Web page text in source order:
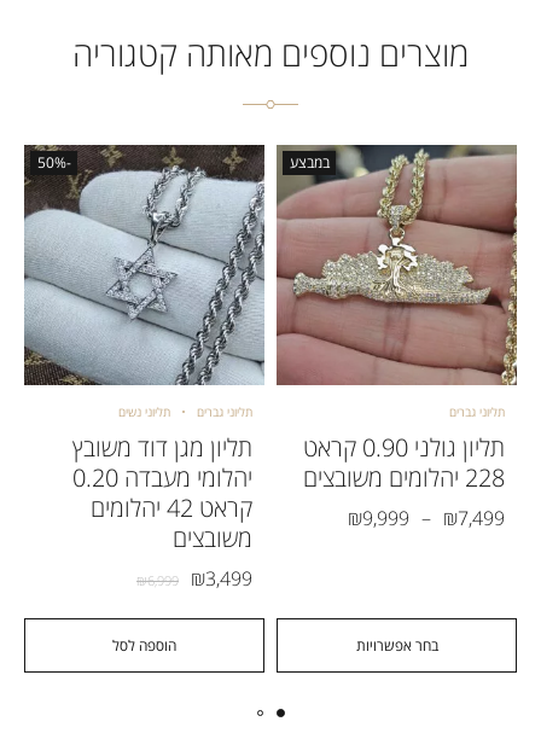
מוצרים נוספים מאותה קטגוריה
במבצע
בחר אפשרויות
תליוני גברים
תליון גולני 0.90 קראט
228 יהלומים משובצים
₪7,499
–
₪9,999
-50%
הוספה לסל
תליוני גברים תליוני נשים
תליון מגן דוד משובץ
יהלומי מעבדה 0.20
קראט 42 יהלומים
משובצים
₪6,999 ₪3,499